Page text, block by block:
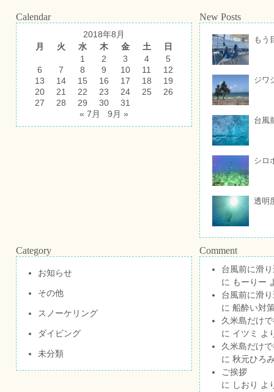
Calendar
2018年8月
月
火 水 木 金 土
日
1
2 3 4
5
6
7 8 9 10 11
12
13
14 15 16 17 18
19
20
21 22 23 24 25
26
27
28 29 30
31
« 7月
9月 »
New Posts
もう
ジワ
台風
シロ
透明
Category
お知らせ
その他
スノーケリング
ダイビング
未分類
Comment
台風前に滑
に もーりー
台風前に滑
に 船酔い対
久米島だけ
に イツミ
よ
久米島だけ
に 秋元ひろ
ご挨拶
に しおり よ